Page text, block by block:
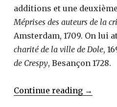
additions et une
Méprises des auteurs de la
Amsterdam, 1709. On lui
charité de la ville de Dole,
de Crespy, Besançon 1728.
Continue reading « DUNOD
→